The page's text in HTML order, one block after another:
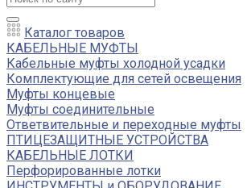
Каталог товаров
КАБЕЛЬНЫЕ МУФТЫ
Кабельные муфты холодной усадки
Комплектующие для сетей освещения
Муфты концевые
Муфты соединительные
Ответвительные и переходные муфты
ПТИЦЕЗАЩИТНЫЕ УСТРОЙСТВА
КАБЕЛЬНЫЕ ЛОТКИ
Перфорированные лотки